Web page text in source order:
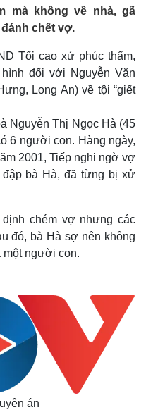
Việc làm
Biển đảo
mà không về nhà, gã
chết vợ.
Tối cao xử phúc thẩm,
đối với Nguyễn Văn
Long An) về tội “giết
Nguyễn Thị Ngọc Hà (45
6 người con. Hàng ngày,
2001, Tiếp nghi ngờ vợ
đập bà Hà, đã từng bị xử
định chém vợ nhưng các
đó, bà Hà sợ nên không
một người con.
án